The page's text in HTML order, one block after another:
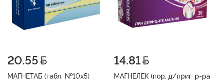
20.55
МАГНЕТАБ (табл. №10х5)
14.81
МАГНЕЛЕК (пор. д/приг. р-ра